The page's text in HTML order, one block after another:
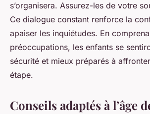
s’organisera. Assurez-les de votre
Ce dialogue constant renforce la
apaiser les inquiétudes. En
préoccupations, les enfants se
sécurité et mieux préparés à
étape.
Conseils adaptés à l’âge